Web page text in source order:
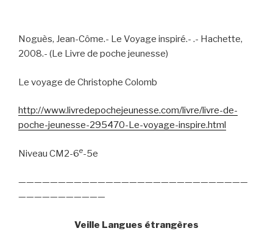
Noguès, Jean-Côme.- Le Voyage inspiré.- .- Hachette,
2008.- (Le Livre de poche jeunesse)
Le voyage de Christophe Colomb
http://www.livredepochejeunesse.com/livre/livre-de-
poche-jeunesse-295470-Le-voyage-inspire.html
Niveau CM2-6e-5e
—————————————————————————————
———————————
Veille Langues étrangères